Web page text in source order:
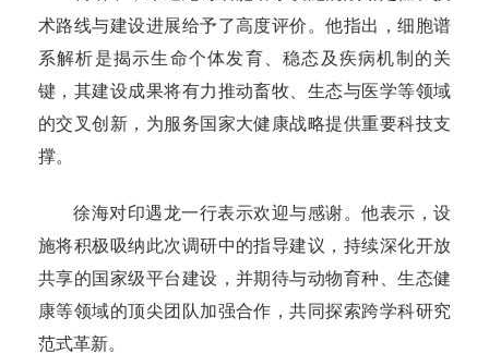
术路线与建设进展给予了高度评价。他指出，细胞谱
系解析是揭示生命个体发育、稳态及疾病机制的关
键，其建设成果将有力推动畜牧、生态与医学等领域
的交叉创新，为服务国家大健康战略提供重要科技支
撑。
徐海对印遇龙一行表示欢迎与感谢。他表示，设
施将积极吸纳此次调研中的指导建议，持续深化开放
共享的国家级平台建设，并期待与动物育种、生态健
康等领域的顶尖团队加强合作，共同探索跨学科研究
范式革新。